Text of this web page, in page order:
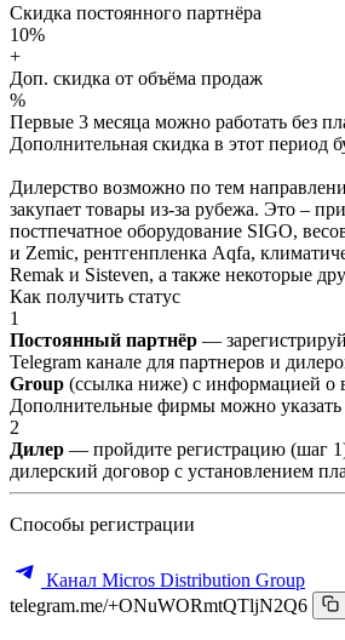
Скидка постоянного партнёра
10%
+
Доп. скидка от объёма продаж
%
Первые 3 месяца можно работать без
Дополнительная скидка в этот период
Дилерство возможно по тем
закупает товары из-за рубежа. Это –
постпечатное оборудование SIGO,
и Zemic, рентгенпленка Aqfa,
Remak и Sisteven, а также некоторые
Как получить статус
1
Постоянный партнёр —
Telegram канале для партнеров и
Group (ссылка ниже) с информацией о
Дополнительные фирмы можно указать
2
Дилер — пройдите регистрацию (шаг
дилерский договор с установлением
Способы регистрации
Канал Micros Distribution Group
telegram.me/+ONuWORmtQTljN2Q6